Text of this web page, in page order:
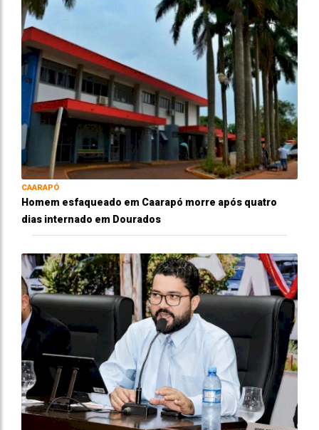
CAARAPÓ
Homem esfaqueado em Caarapó morre após quatro
dias internado em Dourados